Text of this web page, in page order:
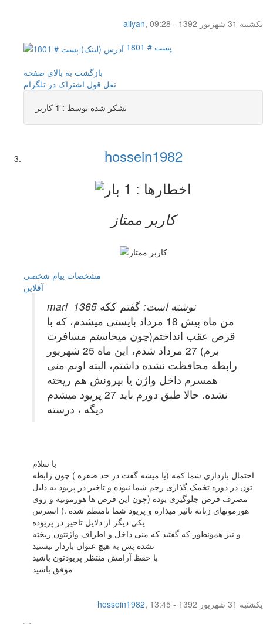
aliyan,
یکشنبه 31 شهریور 1392 - 09:28
پست # 1801
بازگشت به بالای صفحه
نقل قول اشتراک در تلگرام
تشکر شده توسط : 1 کاربر
hossein1982
کاربر ممتاز
مشخصات پیام شخصی
آفلاين
mari_1365 نوشته است: گفتم ککه
من ماه پیش 18 مرداد بایستی میشدم، که با
قرص عقب انداختم(چون میخاستم مسافرت
برم) 27 مرداد شدم، این ماه 25 شهریور
رابطه محافظت نشده داشتم، البته اونم منی
همسرم داخل واژن یا بیرونش هم ریخته
نشده. حالا طبق دورم باید 27 پریود میشدم
دیگه ، درسته
با سلام
احتمال بارداری شما کمه (یا میشه گفت در حد صفره ) چون رابطه
تون در دوره تخمک گذاری رحم شما نبوده و تاخیر در پریود به دلیل
مصرف قرص جلوگیری بوده (چون این قرص ها هورمونیه و روی
هورمونهای زنانه تاثیر میذاره و پریود شما نامنظم شده .) استرس
یکی دیگر از دلایل تاخیر در پریوده
و نیز همونطور که گفتید که منی داخل و اطراف واژنتون ریخته
نشده پس به هیچ عنوان باردار نیستید
با حفظ آرامش منتظر پریودتون باشید
موفق باشید
hossein1982,
یکشنبه 31 شهریور 1392 - 13:45